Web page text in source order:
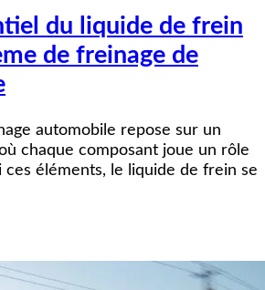
du liquide de frein
de freinage de
automobile repose sur un
chaque composant joue un rôle
éléments, le liquide de frein se